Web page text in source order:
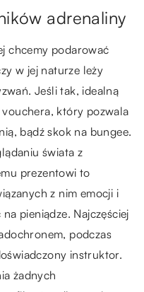
adrenaliny
chcemy podarować
w jej naturze leży
Jeśli tak, idealną
który pozwala
bądź skok na bungee.
świata z
prezentowi to
z nim emocji i
pieniądze. Najczęściej
podczas
instruktor.
żadnych